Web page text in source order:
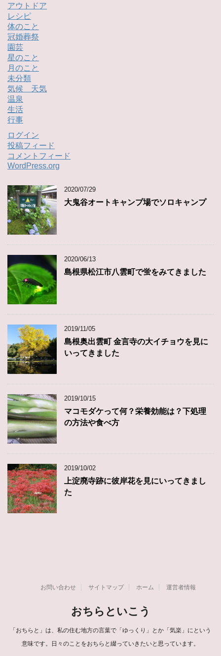
アウトドア
レシピ
体のこと
冠婚葬祭
園芸
星のこと
月のこと
未分類
気候 天気
温泉
生活
行事
ログイン
投稿フィード
コメントフィード
WordPress.org
2020/07/29
大鬼谷オートキャンプ場でソロキャンプ
2020/06/13
島根県松江市八雲町で蛍をみてきました
2019/11/05
島根奥出雲町 金言寺の大イチョウを見に
いってきました
2019/10/15
マコモダケって何？栄養効能は？下処理
の方法や食べ方
2019/10/02
上淀廃寺跡に彼岸花を見にいってきまし
た
お問い合わせ サイトマップ ホーム 運営者情報
おちらといこう
「おちらと」は、私の住む地方の言葉で「ゆっくり」とか「気楽」にという
意味です。日々のことをおちらと綴っていきたいと思っています。